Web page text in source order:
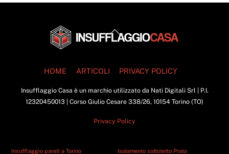
Back
To
HOME
ARTICOLI PRIVACY POLICY
Insufflaggio Casa è un marchio utilizzato da Nati Digitali Srl | P.I.
12320450013 | Corso Giulio Cesare 338/26, 10154 Torino (TO)
Privacy Policy
Insufflaggio pareti a Torino
Isolamento sottotetto Prato